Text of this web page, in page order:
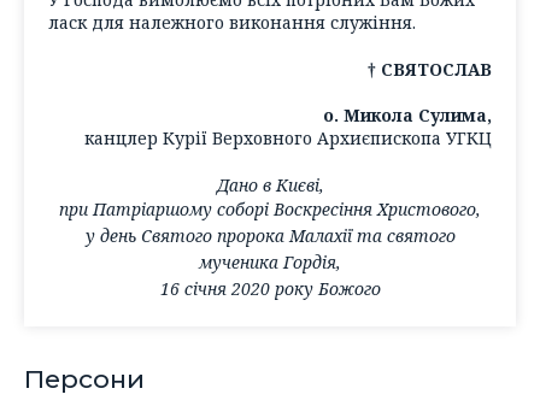
ласк для належного виконання служіння.
† СВЯТОСЛАВ
о. Микола Сулима,
канцлер Курії Верховного Архиєпископа УГКЦ
Дано в Києві,
при Патріаршому соборі Воскресіння Христового,
у день Святого пророка Малахії та святого
мученика Гордія,
16 січня 2020 року Божого
Персони